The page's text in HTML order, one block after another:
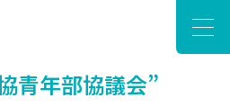
青年部協議会”